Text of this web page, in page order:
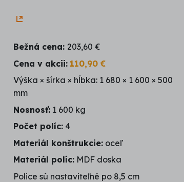
Bežná cena: 203,60 €
Cena v akcii: 110,90 €
Výška × šírka × hĺbka: 1 680 × 1 600 × 500
mm
Nosnosť: 1 600 kg
Počet políc: 4
Materiál konštrukcie: oceľ
Materiál políc: MDF doska
Police sú nastaviteľné po 8,5 cm